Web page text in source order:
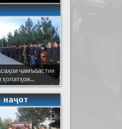
ҷамъбастии
ҳолатҳои...
наҷот